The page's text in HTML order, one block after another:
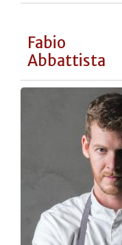
Kei
Kobayashi